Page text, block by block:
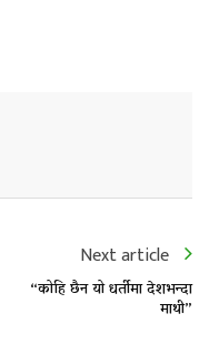
Next article
“कोहि छैन यो धर्तीमा देशभन्दा
माथी”